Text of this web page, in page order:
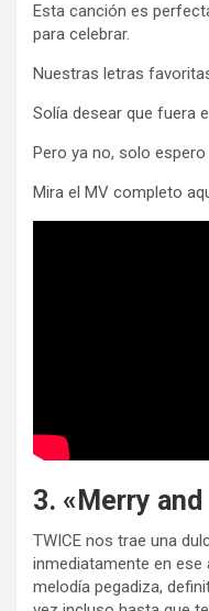
Esta canción es
para celebrar.
Nuestras letras
Solía ​​desear que fuera
Pero ya no, solo
Mira el MV completo
3. «Merry and
TWICE nos trae una
inmediatamente en ese
melodía pegadiza,